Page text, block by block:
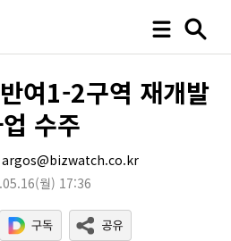
여1-2구역 재개발
수주
argos@bizwatch.co.kr
(월) 17:36